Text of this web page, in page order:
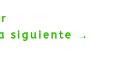
siguiente
→